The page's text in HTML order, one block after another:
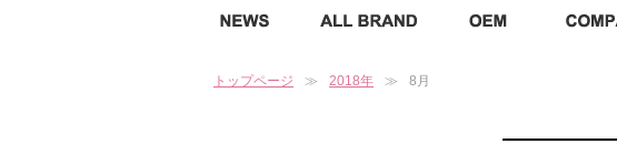
トップページ 2018年 8月